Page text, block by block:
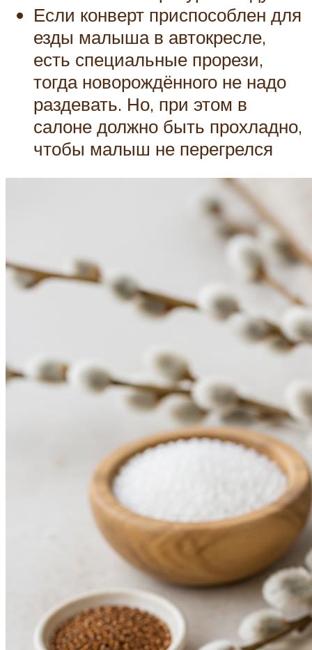
Если конверт приспособлен для
езды малыша в автокресле,
есть специальные прорези,
тогда новорождённого не надо
раздевать. Но, при этом в
салоне должно быть прохладно,
чтобы малыш не перегрелся